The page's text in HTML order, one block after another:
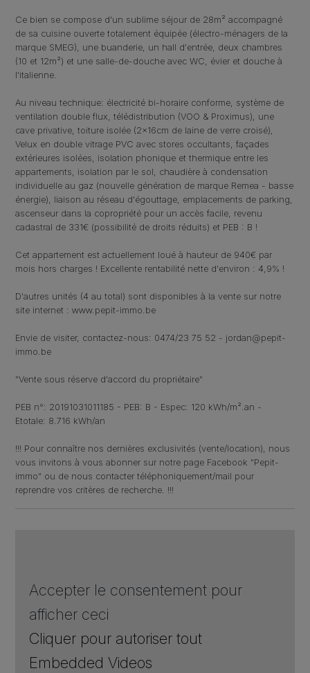
Ce bien se compose d'un sublime séjour de 28m² accompagné
de sa cuisine ouverte totalement équipée (électro-ménagers de la
marque SMEG), une buanderie, un hall d'entrée, deux chambres
(10 et 12m²) et une salle-de-douche avec WC, évier et douche à
l'italienne.
Au niveau technique: électricité bi-horaire conforme, système de
ventilation double flux, télédistribution (VOO & Proximus), une
cave privative, toiture isolée (2x16cm de laine de verre croisé),
Velux en double vitrage PVC avec stores occultants, façades
extérieures isolées, isolation phonique et thermique entre les
appartements, isolation par le sol, chaudière à condensation
individuelle au gaz (nouvelle génération de marque Remea - basse
énergie), liaison au réseau d'égouttage, emplacements de parking,
ascenseur dans la copropriété pour un accès facile, revenu
cadastral de 331€ (possibilité de droits réduits) et PEB : B !
Cet appartement est actuellement loué à hauteur de 940€ par
mois hors charges ! Excellente rentabilité nette d'environ : 4,9% !
D'autres unités (4 au total) sont disponibles à la vente sur notre
site internet : www.pepit-immo.be
Envie de visiter, contactez-nous: 0474/23 75 52 - jordan@pepit-
immo.be
"Vente sous réserve d'accord du propriétaire"
PEB n°: 20191031011185 - PEB: B - Espec: 120 kWh/m².an -
Etotale: 8.716 kWh/an
!!! Pour connaître nos dernières exclusivités (vente/location), nous
vous invitons à vous abonner sur notre page Facebook "Pepit-
immo" ou de nous contacter téléphoniquement/mail pour
reprendre vos critères de recherche. !!!
Accepter le consentement pour
afficher ceci
Cliquer pour autoriser tout
Embedded Videos